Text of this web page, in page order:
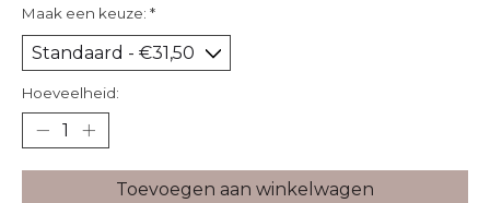
Maak een keuze: *
Hoeveelheid:
Toevoegen aan winkelwagen